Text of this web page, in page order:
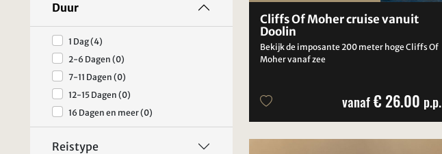
Duur
1 Dag (4)
2-6 Dagen (0)
7-11 Dagen (0)
12-15 Dagen (0)
16 Dagen en meer (0)
Reistype
Cliffs Of Moher cruise vanuit
Doolin
Bekijk de imposante 200 meter hoge Cliffs Of
Moher vanaf zee
vanaf€ 26.00 p.p.